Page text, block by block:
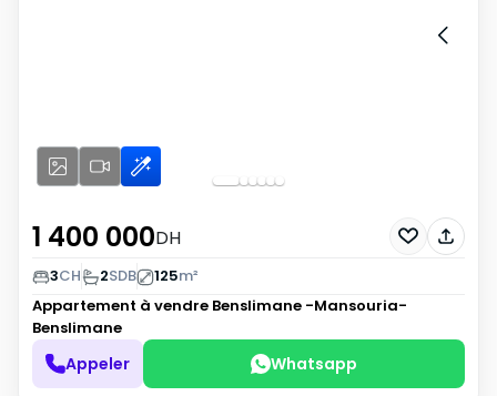
1 400 000DH
3CH 2SDB 125m²
Appartement à vendre Benslimane -Mansouria-
Benslimane
Appeler Whatsapp